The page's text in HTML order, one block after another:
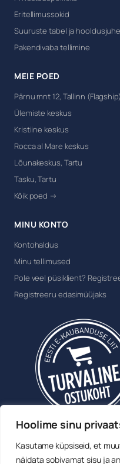
Hoolime sinu
Kasutame küpsiseid, et
näidata sobivamat sisu ja
Eritellimussokid
Suuruste tabel ja
Pakendivaba tellimine
MEIE POED
Pärnu mnt 12, Tallinn (Flagship)
Ülemiste keskus
Kristiine keskus
Rocca al Mare keskus
Lõunakeskus, Tartu
Tasku, Tartu
Kõik poed →
MINU KONTO
Kontohaldus
Minu tellimused
Pole veel püsiklient?
Registreeru edasimüüjaks